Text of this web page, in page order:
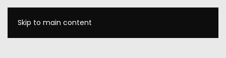
Skip to main content